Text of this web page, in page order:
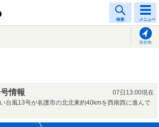
検索 メニュー
現在地
情報
07日13:00現在
台風13号が名護市の北北東約40kmを西南西に進んで